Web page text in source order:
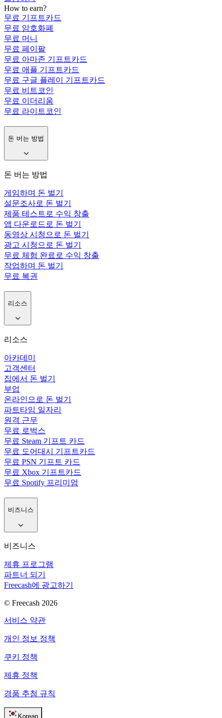
How to earn?
무료 기프트카드
무료 암호화폐
무료 머니
무료 페이팔
무료 아마존 기프트카드
무료 애플 기프트카드
무료 구글 플레이 기프트카드
무료 비트코인
무료 이더리움
무료 라이트코인
돈 버는 방법
돈 버는 방법
게임하며 돈 벌기
설문조사로 돈 벌기
제품 테스트로 수익 창출
앱 다운로드로 돈 벌기
동영상 시청으로 돈 벌기
광고 시청으로 돈 벌기
무료 체험 완료로 수익 창출
작업하며 돈 벌기
무료 복권
리소스
리소스
아카데미
고객센터
집에서 돈 벌기
부업
온라인으로 돈 벌기
파트타임 일자리
원격 근무
무료 로벅스
무료 Steam 기프트 카드
무료 도어대시 기프트카드
무료 PSN 기프트 카드
무료 Xbox 기프트카드
무료 Spotify 프리미엄
비즈니스
비즈니스
제휴 프로그램
파트너 되기
Freecash에 광고하기
© Freecash 2026
서비스 약관
개인 정보 정책
쿠키 정책
제휴 정책
경품 추첨 규칙
Korean